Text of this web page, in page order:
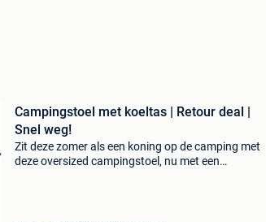
Campingstoel met koeltas | Retour deal |
Snel weg!
Zit deze zomer als een koning op de camping met
deze oversized campingstoel, nu met een